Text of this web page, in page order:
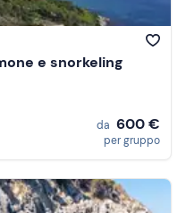
e snorkeling
da 600 €
per gruppo